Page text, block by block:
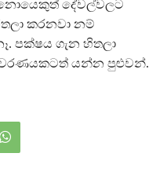
දේවල්වලට
කරනවා නම්
පක්ෂය ගැන හිතලා
යන්න පුළුවන්.